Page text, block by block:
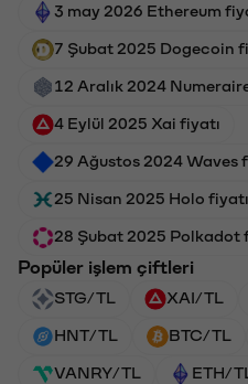
3 may 2026 Ethereum
7 Şubat 2025 Dogecoin
12 Aralık 2024
4 Eylül 2025 Xai fiyatı
29 Ağustos 2024 Waves
25 Nisan 2025 Holo fiyatı
28 Şubat 2025 Polkadot
Popüler işlem çiftleri
STG/TL XAI/TL
HNT/TL BTC/TL
VANRY/TL ETH/TL